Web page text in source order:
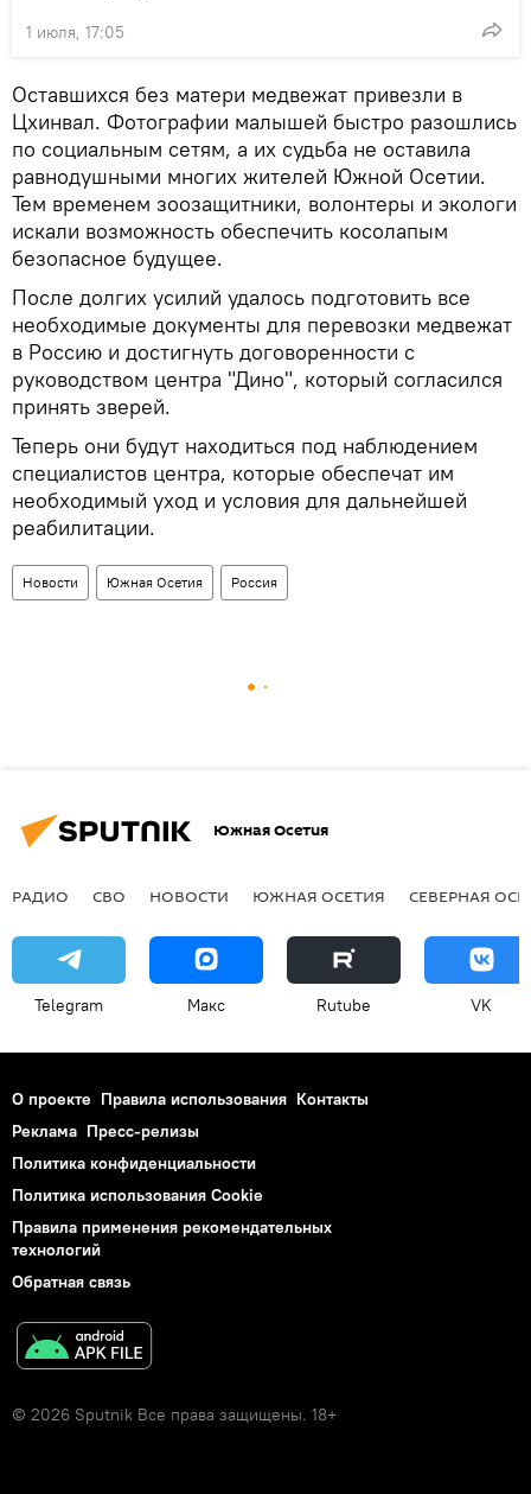
1 июля, 17:05
Оставшихся без матери медвежат привезли в
Цхинвал. Фотографии малышей быстро разошлись
по социальным сетям, а их судьба не оставила
равнодушными многих жителей Южной Осетии.
Тем временем зоозащитники, волонтеры и экологи
искали возможность обеспечить косолапым
безопасное будущее.
После долгих усилий удалось подготовить все
необходимые документы для перевозки медвежат
в Россию и достигнуть договоренности с
руководством центра "Дино", который согласился
принять зверей.
Теперь они будут находиться под наблюдением
специалистов центра, которые обеспечат им
необходимый уход и условия для дальнейшей
реабилитации.
Новости Южная Осетия Россия
Южная Осетия
РАДИО СВО НОВОСТИ ЮЖНАЯ ОСЕТИЯ СЕВЕРНАЯ
Telegram Макс Rutube VK
О проекте Правила использования Контакты
Реклама Пресс-релизы
Политика конфиденциальности
Политика использования Cookie
Правила применения рекомендательных
технологий
Обратная связь
© 2026 Sputnik Все права защищены. 18+